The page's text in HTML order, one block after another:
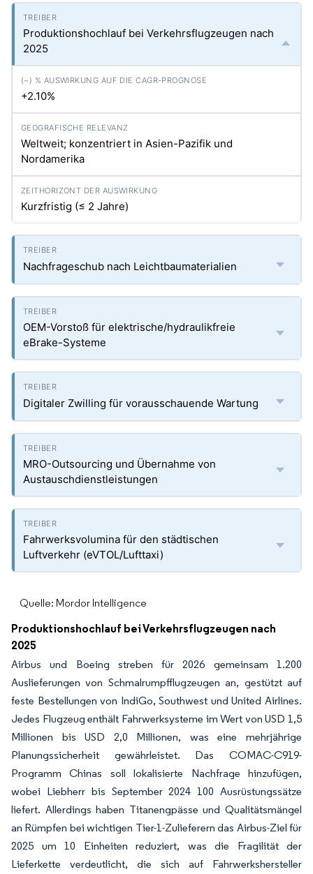
Produktionshochlauf bei Verkehrsflugzeugen nach
2025
+2.10%
Weltweit; konzentriert in Asien-Pazifik und
Nordamerika
Kurzfristig (≤ 2 Jahre)
Nachfrageschub nach Leichtbaumaterialien
OEM-Vorstoß für elektrische/hydraulikfreie
eBrake-Systeme
Digitaler Zwilling für vorausschauende Wartung
MRO-Outsourcing und Übernahme von
Austauschdienstleistungen
Fahrwerksvolumina für den städtischen
Luftverkehr (eVTOL/Lufttaxi)
Quelle: Mordor Intelligence
Produktionshochlauf bei Verkehrsflugzeugen nach
2025
Airbus und Boeing streben für 2026 gemeinsam 1.200
Auslieferungen von Schmalrumpfflugzeugen an, gestützt auf
feste Bestellungen von IndiGo, Southwest und United Airlines.
Jedes Flugzeug enthält Fahrwerksysteme im Wert von USD 1,5
Millionen bis USD 2,0 Millionen, was eine mehrjährige
Planungssicherheit gewährleistet. Das COMAC-C919-
Programm Chinas soll lokalisierte Nachfrage hinzufügen,
wobei Liebherr bis September 2024 100 Ausrüstungssätze
liefert. Allerdings haben Titanengpässe und Qualitätsmängel
an Rümpfen bei wichtigen Tier-1-Zulieferern das Airbus-Ziel für
2025 um 10 Einheiten reduziert, was die Fragilität der
Lieferkette verdeutlicht, die sich auf Fahrwerkshersteller